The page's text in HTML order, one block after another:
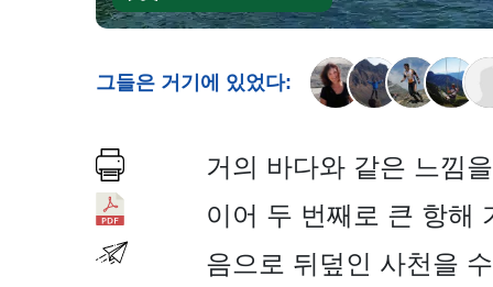
그들은 거기에 있었다:
거의 바다와 같은 느낌
이어 두 번째로 큰 항해
음으로 뒤덮인 사천을